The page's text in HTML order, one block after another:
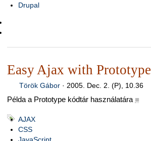
Drupal
Easy Ajax with Prototype
Török Gábor· 2005. Dec. 2. (P), 10.36
Példa a Prototype kódtár használatára ■
AJAX
CSS